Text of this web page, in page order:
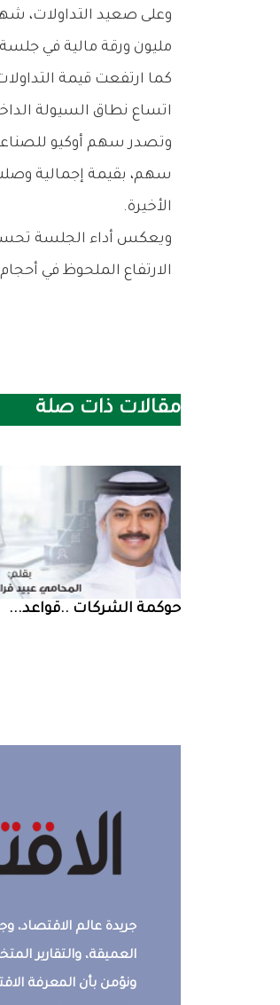
‬مليون‭ ‬ورقة‭ ‬مالية‭ ‬في‭ ‬جلسة‭ ‬أمس‭ ‬الثلاثاء،‭ ‬ما‭ ‬يعكس‭ ‬تحسناً‭ ‬واضحاً‭ ‬في‭ ‬شهية‭ ‬المتعاملين‭.‬
‬اتساع‭ ‬نطاق‭ ‬السيولة‭ ‬الداخلة‭ ‬إلى‭ ‬السوق‭ ‬خلال‭ ‬جلسة‭ ‬اليوم‭.‬
‬الأخيرة‭.‬
‬الارتفاع‭ ‬الملحوظ‭ ‬في‭ ‬أحجام‭ ‬وقيم‭ ‬التداول،‭ ‬وهو‭ ‬ما‭ ‬قد‭ ‬يمنح‭ ‬السوق‭ ‬أرضية‭ ‬أقوى‭ ‬لمواصلة‭ ‬التحسن‭ ‬خلال‭ ‬الجلسات‭ ‬المقبلة‭ ‬إذا‭ ‬استمر‭ ‬الزخم‭ ‬الحالي‭.‬
مقالات ذات صلة
حوكمة‭ ‬الشركات‭.. ‬قواعد‭ ...
جريدة عالم الاقتصاد،
العميقة، والتقارير
ونؤمن بأن المعرفة